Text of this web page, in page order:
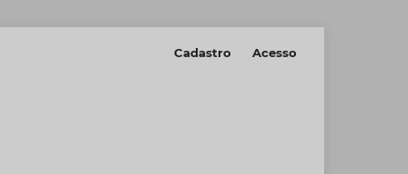
Cadastro Acesso